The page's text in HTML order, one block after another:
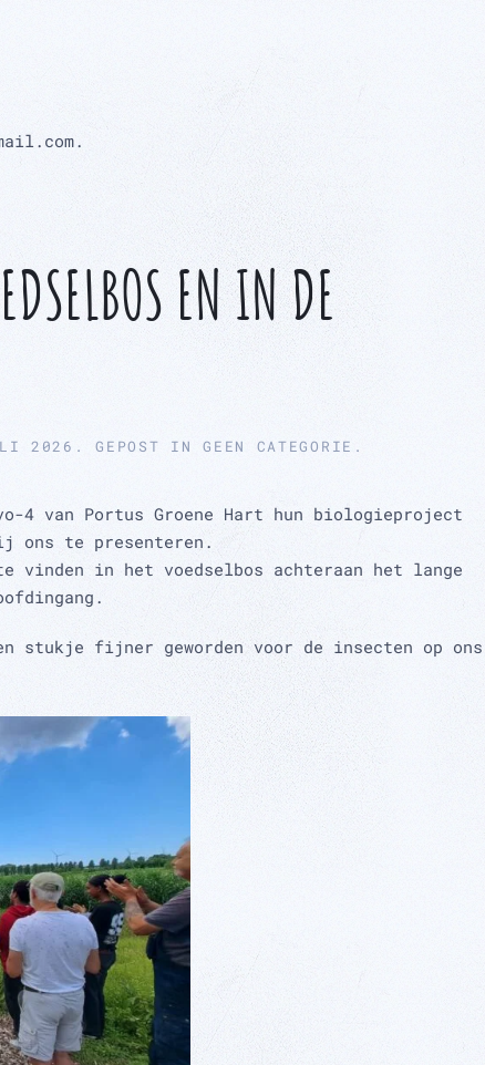
EN IN DE
2026 . GEPOST INGEEN CATEGORIE .
4 van Portus Groene Hart hun biologieproject
ons te presenteren.
vinden in het voedselbos achteraan het lange
stukje fijner geworden voor de insecten op ons